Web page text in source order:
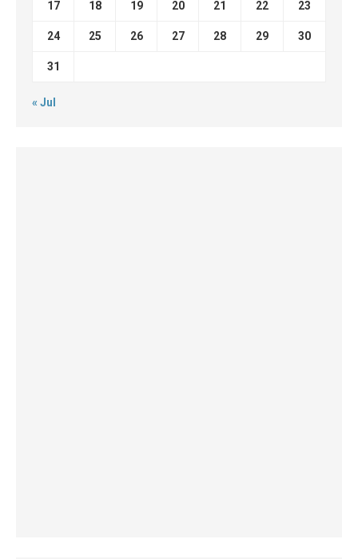
17 18 19 20 21 22 23
24 25 26 27 28 29 30
31
« Jul